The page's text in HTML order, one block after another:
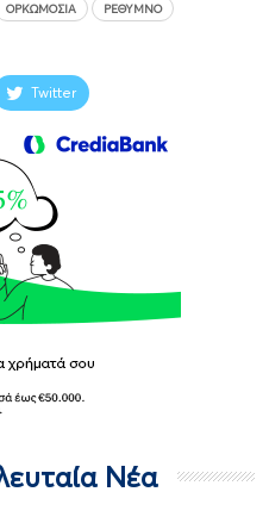
ΟΡΚΩΜΟΣΊΑ ΡΈΘΥΜΝΟ
Twitter
Νέα